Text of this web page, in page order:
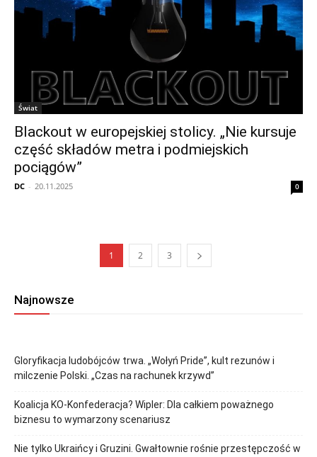
Świat
Blackout w europejskiej stolicy. „Nie kursuje
część składów metra i podmiejskich
pociągów”
DC - 20.11.2025 0
1 2 3
Najnowsze
Gloryfikacja ludobójców trwa. „Wołyń Pride”, kult rezunów i
milczenie Polski. „Czas na rachunek krzywd”
Koalicja KO-Konfederacja? Wipler: Dla całkiem poważnego
biznesu to wymarzony scenariusz
Nie tylko Ukraińcy i Gruzini. Gwałtownie rośnie przestępczość w